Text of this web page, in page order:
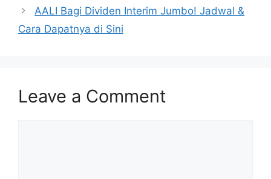
AALI Bagi Dividen Interim Jumbo! Jadwal &
Cara Dapatnya di Sini
Leave a Comment